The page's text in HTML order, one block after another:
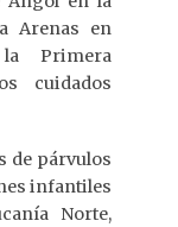
Arenas en
Primera
cuidados
de párvulos
infantiles
Norte,